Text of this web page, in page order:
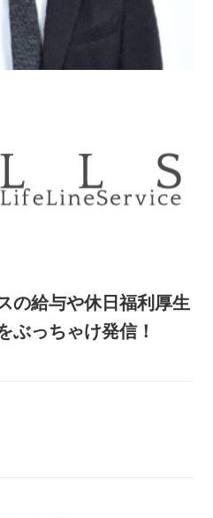
の給与や休日福利厚生
ぶっちゃけ発信！